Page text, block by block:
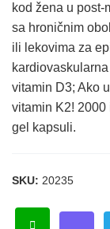
kod žena u
sa hroničnim
ili lekovima za
vitamin D3; Ako
vitamin K2! 2000
gel kapsuli.
SKU: 20235